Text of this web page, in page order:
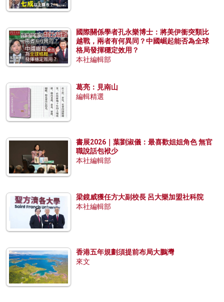
國際關係學者孔永樂博士：將美伊衝突類比
越戰，兩者有何異同？中國崛起能否為全球
格局發揮穩定效用？
本社編輯部
葛亮：見南山
編輯精選
書展2026｜葉劉淑儀：最喜歡姐姐角色 無官
職說話包袱少
本社編輯部
梁鏡威獲任方大副校長 呂大樂加盟社科院
本社編輯部
香港五年規劃須提前布局大鵬灣
來文